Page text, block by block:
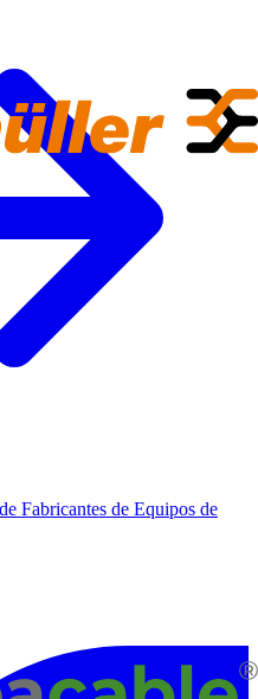
Fabricantes de Equipos de